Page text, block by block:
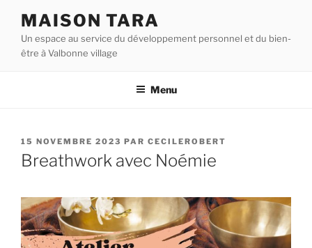
contenu
principal
MAISON TARA
Un espace au service du développement personnel et du bien-
être à Valbonne village
Menu
PUBLIÉ
LE
15 NOVEMBRE 2023 PAR CECILEROBERT
Breathwork avec Noémie